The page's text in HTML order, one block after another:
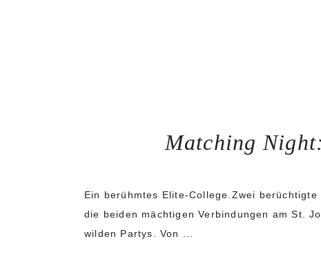
Matching
Ein berühmtes Elite-College.Zwei
die beiden mächtigen Verbindungen am St.
wilden Partys. Von ...